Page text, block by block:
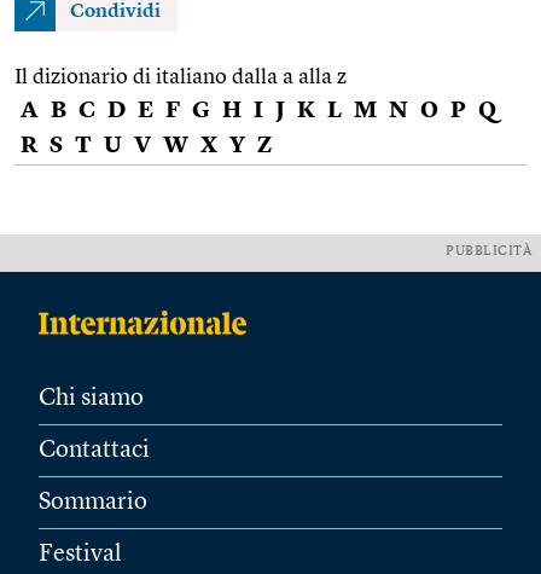
Condividi
Il dizionario di italiano dalla a alla z
A B C D E F G H I J K L M N O P Q
R S T U V W X Y Z
PUBBLICITÀ
Chi siamo
Contattaci
Sommario
Festival